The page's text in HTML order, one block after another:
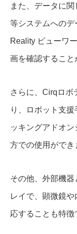
また、データに
等システムへの
Reality ビューワ
画を確認すること
さらに、Cirqロボ
り、ロボット支
ッキングアドオ
方での使用ができ
その他、外部機
レイで、顕微鏡
応することも特徴